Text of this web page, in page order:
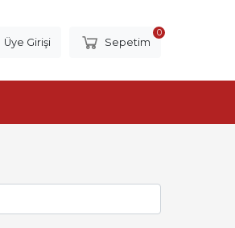
Üye Girişi Sepetim
0